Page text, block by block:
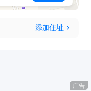
添加住址
广告